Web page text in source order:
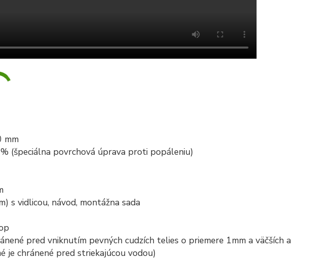
mm
(špeciálna povrchová úprava proti popáleniu)
s vidlicou, návod, montážna sada
pred vniknutím pevných cudzích telies o priemere 1mm a väčších a
je chránené pred striekajúcou vodou)